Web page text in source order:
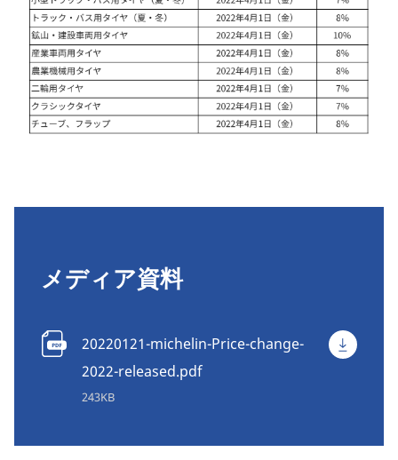
メディア資料
20220121-michelin-Price-change-
2022-released.pdf
243KB